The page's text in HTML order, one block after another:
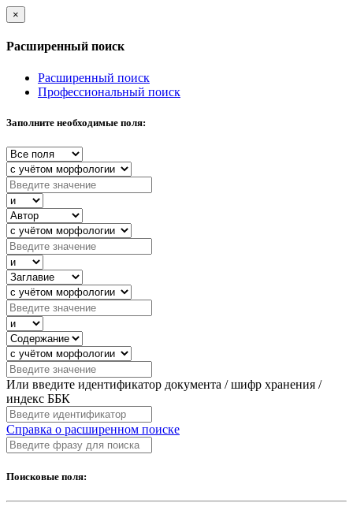
×
Расширенный поиск
Расширенный поиск
Профессиональный поиск
Заполните необходимые поля:
Или введите идентификатор документа / шифр хранения /
индекс ББК
Справка о расширенном поиске
Поисковые поля: